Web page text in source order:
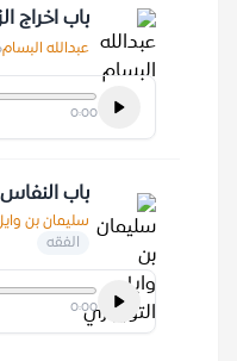
باب اخراج الزكاة 26-
عبدالله البسام
0:00
باب النفاس 5-5-1415
سليمان بن
الفقه
0:00